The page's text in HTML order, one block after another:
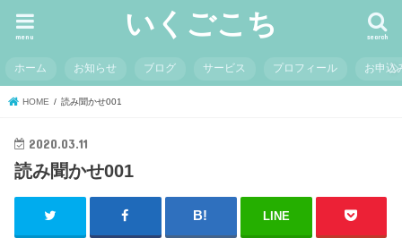
いくごこち search
menu
ホーム お知らせ ブログ サービス プロフィール お申込
HOME 読み聞かせ001
2020.03.11
読み聞かせ001
LINE